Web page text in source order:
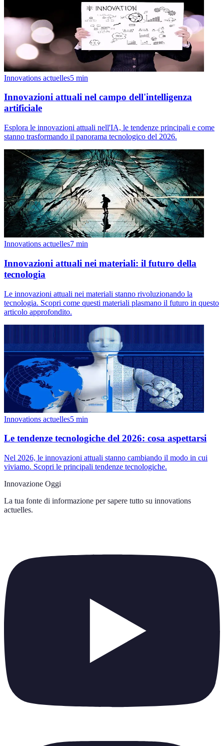
Innovations actuelles5 min
Innovazioni attuali nel campo dell'intelligenza
artificiale
Esplora le innovazioni attuali nell'IA, le tendenze principali e come
stanno trasformando il panorama tecnologico del 2026.
Innovations actuelles7 min
Innovazioni attuali nei materiali: il futuro della
tecnologia
Le innovazioni attuali nei materiali stanno rivoluzionando la
tecnologia. Scopri come questi materiali plasmano il futuro in questo
articolo approfondito.
Innovations actuelles5 min
Le tendenze tecnologiche del 2026: cosa aspettarsi
Nel 2026, le innovazioni attuali stanno cambiando il modo in cui
viviamo. Scopri le principali tendenze tecnologiche.
Innovazione Oggi
La tua fonte di informazione per sapere tutto su innovations
actuelles.